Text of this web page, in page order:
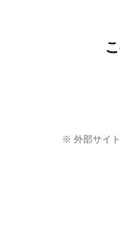
※ 外部サイト